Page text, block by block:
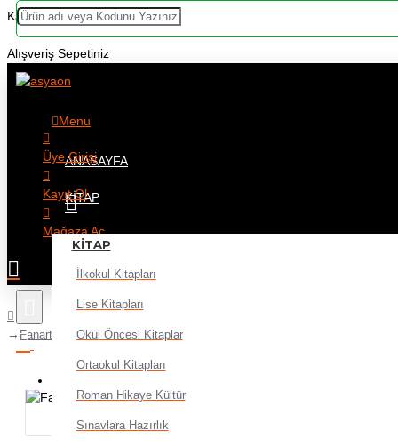
Kategoriler
Alışveriş Sepetiniz
Menu
ANASAYFA
KITAP
KITAP
İlkokul Kitapları
Lise Kitapları
Okul Öncesi Kitaplar
Ortaokul Kitapları
Roman Hikaye Kültür
Sınavlara Hazırlık
Üye Girişi
Kayıt Ol
Mağaza Aç
Fanart 536 Düz Kesik Uçlu Fırça No:18